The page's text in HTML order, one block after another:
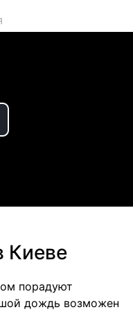
Киеве
порадуют
дождь возможен